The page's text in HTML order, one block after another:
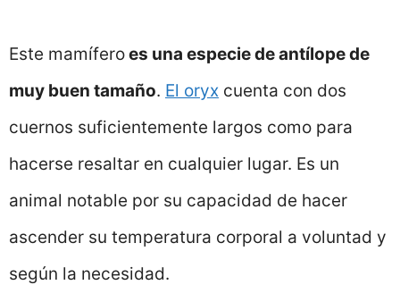
Este mamíferoes una especie de antílope de
muy buen tamaño. El oryx cuenta con dos
cuernos suficientemente largos como para
hacerse resaltar en cualquier lugar. Es un
animal notable por su capacidad de hacer
ascender su temperatura corporal a voluntad y
según la necesidad.